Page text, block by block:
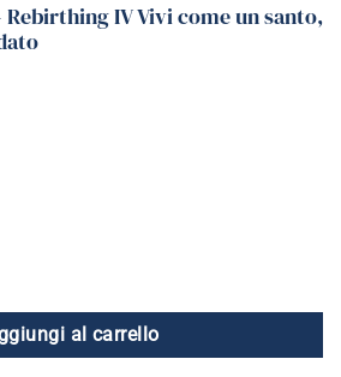
Rebirthing IV Vivi come un santo,
IV Vivi come un santo, agisci come un
al carrello